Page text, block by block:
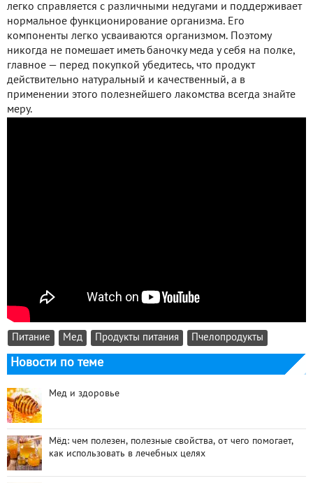
легко справляется с различными недугами и поддерживает
нормальное функционирование организма. Его
компоненты легко усваиваются организмом. Поэтому
никогда не помешает иметь баночку меда у себя на полке,
главное — перед покупкой убедитесь, что продукт
действительно натуральный и качественный, а в
применении этого полезнейшего лакомства всегда знайте
меру.
Питание Мед Продукты питания Пчелопродукты
Новости по теме
Мед и здоровье
Мёд: чем полезен, полезные свойства, от чего помогает,
как использовать в лечебных целях